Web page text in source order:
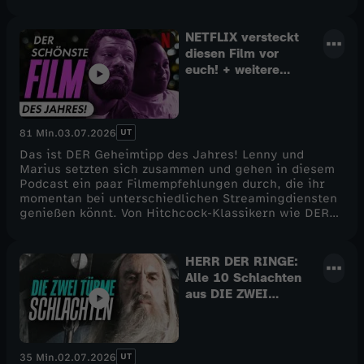
NETFLIX versteckt
diesen Film vor
euch! + weitere
81 Min.03.07.2026 UT
Das ist DER Geheimtipp des Jahres! Lenny und
Marius setzten sich zusammen und gehen in diesem
Podcast ein paar Filmempfehlungen durch, die ihr
momentan bei unterschiedlichen Streamingdiensten
genießen könnt. Von Hitchcock-Klassikern wie DER
HARD AND SOFT: THE TOUR ist alles dabei.
Außerdem hat Lenny eine absolute Netflix-Perle
mitgebracht, die bisher so gut wie niemand kennt,
und die Potential zum Film des Jahres hat. Welcher
Film das ist und wie Lenny den neuen JACKASS:
EINER GEHT NOCH und MINIONS & MONSTERS fand,
erfahrt ihr in unserer neuen Podcastfolge hier auf
CINEMA STRIKES BACK! Viel Spaß. :)
HERR DER RINGE:
Alle 10 Schlachten
aus DIE ZWEI
35 Min.02.07.2026 UT